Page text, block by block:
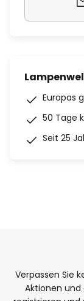
Europas
50 Tage
Seit 25
Verpassen Sie
Aktionen